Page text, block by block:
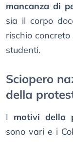
mancanza di
sia il corpo
rischio
studenti.
Sciopero
della
I motivi della
sono vari e i